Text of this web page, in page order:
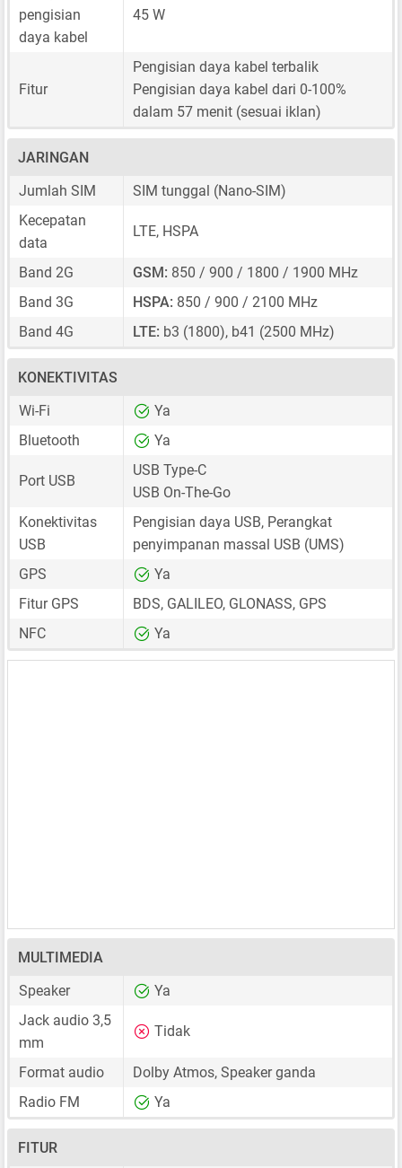
pengisian
daya kabel
45 W
Fitur
Pengisian daya kabel terbalik
Pengisian daya kabel dari 0-100%
dalam 57 menit (sesuai iklan)
JARINGAN
Jumlah SIM
SIM tunggal (Nano-SIM)
Kecepatan
data
LTE, HSPA
Band 2G GSM: 850 / 900 / 1800 / 1900 MHz
Band 3G
HSPA: 850 / 900 / 2100 MHz
Band 4G
LTE: b3 (1800), b41 (2500 MHz)
KONEKTIVITAS
Wi-Fi
Ya
Bluetooth
Ya
Port USB
USB Type-C
USB On-The-Go
Konektivitas
USB
Pengisian daya USB, Perangkat
penyimpanan massal USB (UMS)
GPS
Ya
Fitur GPS
BDS, GALILEO, GLONASS, GPS
NFC
Ya
MULTIMEDIA
Speaker
Ya
Jack audio 3,5
mm
Tidak
Format audio
Dolby Atmos, Speaker ganda
Radio FM
Ya
FITUR